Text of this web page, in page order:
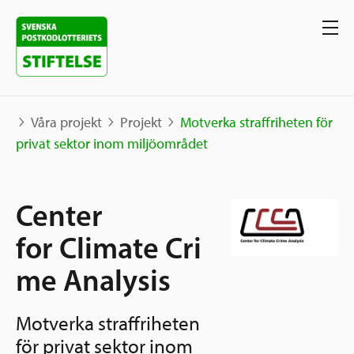
Projekt
Karta
Berättelser
Våra stöd
Sverige och övriga världen
Grannskapsinitiativet
Utlysningar
Samhällsentreprenörskap
Sök stöd
Ansök
Våra projekt Projekt
Motverka straffriheten för
privat sektor inom miljöområdet
Center
for Climate Cri
me Analysis
Motverka straffriheten
för privat sektor inom